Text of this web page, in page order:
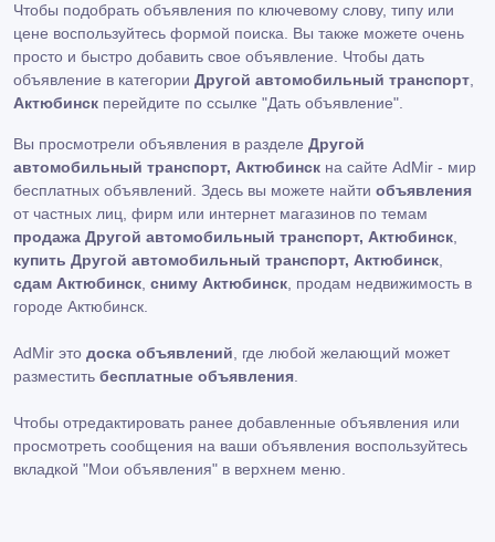
Чтобы подобрать объявления по ключевому слову, типу или
цене воспользуйтесь формой поиска. Вы также можете очень
просто и быстро добавить свое объявление. Чтобы дать
объявление в категории Другой автомобильный транспорт
Актюбинск перейдите по ссылке "Дать объявление"
Вы просмотрели объявления в разделе Другой
автомобильный транспорт, Актюбинск на сайте AdMir - мир
бесплатных объявлений. Здесь вы можете найти объявления
от частных лиц, фирм или интернет магазинов по темам
продажа Другой автомобильный транспорт, Актюбинск
купить Другой автомобильный транспорт, Актюбинск
сдам Актюбинск сниму Актюбинск , продам недвижимость в
городе Актюбинск.
AdMir это доска объявлений , где любой желающий может
разместить бесплатные объявления
Чтобы отредактировать ранее добавленные объявления или
просмотреть сообщения на ваши объявления воспользуйтесь
вкладкой "Мои объявления" в верхнем меню.